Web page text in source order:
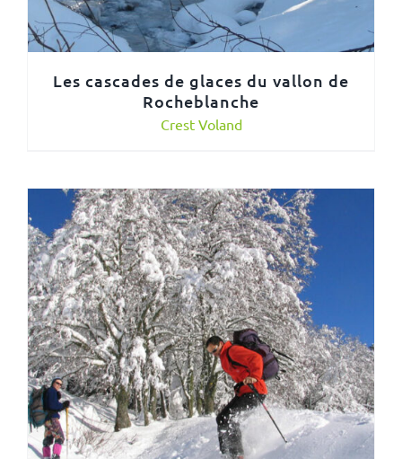
Les cascades de glaces du vallon de
Rocheblanche
Crest Voland